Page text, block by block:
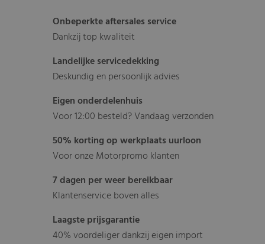
Onbeperkte aftersales service
Dankzij top kwaliteit
Landelijke servicedekking
Deskundig en persoonlijk advies
Eigen onderdelenhuis
Voor 12:00 besteld? Vandaag verzonden
50% korting op werkplaats uurloon
Voor onze Motorpromo klanten
7 dagen per weer bereikbaar
Klantenservice boven alles
Laagste prijsgarantie
40% voordeliger dankzij eigen import